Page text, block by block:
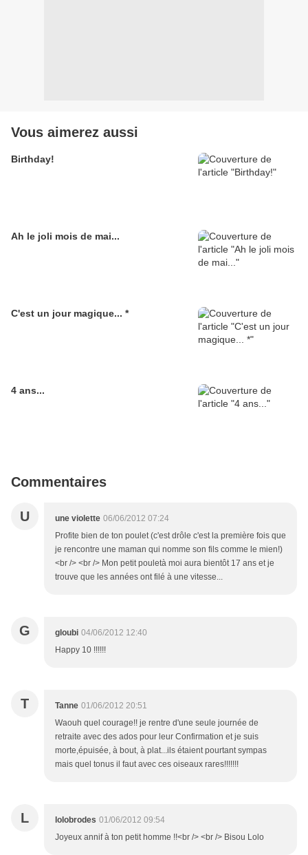
Vous aimerez aussi
Birthday!
Ah le joli mois de mai...
C'est un jour magique... *
4 ans...
Commentaires
U une violette 06/06/2012 07:24
Profite bien de ton poulet (c'est drôle c'est la première fois que
je rencontre une maman qui nomme son fils comme le mien!)
<br /> <br /> Mon petit pouletà moi aura bientôt 17 ans et je
trouve que les années ont filé à une vitesse...
G gloubi 04/06/2012 12:40
Happy 10 !!!!!!
T Tanne 01/06/2012 20:51
Waouh quel courage!! je rentre d'une seule journée de
retraite avec des ados pour leur Confirmation et je suis
morte,épuisée, à bout, à plat...ils étaient pourtant sympas
mais quel tonus il faut avec ces oiseaux rares!!!!!!!
L lolobrodes 01/06/2012 09:54
Joyeux annif à ton petit homme !!<br /> <br /> Bisou Lolo